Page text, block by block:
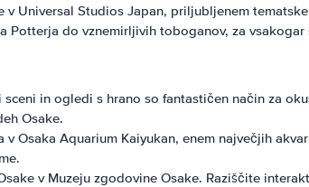
v Universal Studios Japan, priljubljenem
Potterja do vznemirljivih toboganov, za vsakogar
in ogledi s hrano so fantastičen način za
Osake.
Osaka Aquarium Kaiyukan, enem največjih
v Muzeju zgodovine Osake. Raziščite